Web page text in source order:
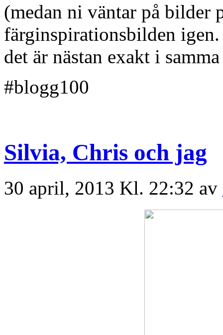
(medan ni väntar på bilder
färginspirationsbilden
det är nästan exakt i
#blogg100
Silvia, Chris och jag
30 april, 2013 Kl. 22:32 av